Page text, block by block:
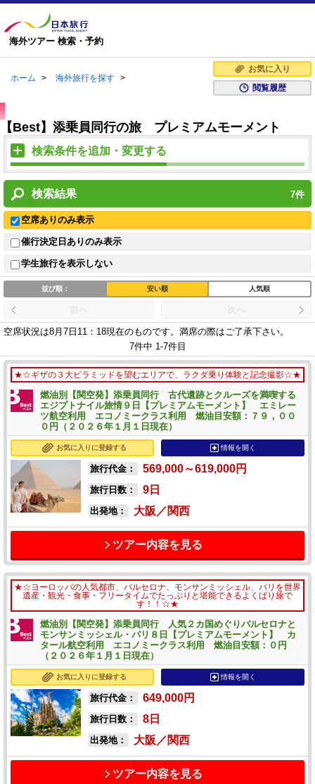
海外ツアー 検索・予約
ホーム > 海外旅行を探す >
お気に入り
閲覧履歴
【Best】添乗員同行の旅 プレミアムモーメント
検索条件を追加・変更する
検索結果 7件
空席ありのみ表示
催行決定日ありのみ表示
学生旅行を表示しない
並び順： 安い順 人気順
空席状況は8月7日11：18現在のものです。 満席の際はご了承下さい。
7件中 1-7件目
★☆ギザの３大ピラミッドを望むエリアで、ラクダ乗り体験と記念撮影☆★
燃油別【関空発】添乗員同行 古代遺跡とクルーズを満喫する
エジプトナイル旅情９日【プレミアムモーメント】 エミレー
ツ航空利用 エコノミークラス利用 燃油目安額：７９，００
０円（２０２６年１月１日現在）
お気に入りに登録する 情報を開く
旅行代金： 569,000～619,000円
旅行日数： 9 日
出発地： 大阪／関西
ツアー内容を見る
★☆ヨーロッパの人気都市、バルセロナ、モンサンミッシェル、パリを世界
遺産・観光・食事・フリータイムでたっぷりと堪能できるよくばり旅で
す！！☆★
燃油別【関空発】添乗員同行 人気２カ国めぐりバルセロナと
モンサンミッシェル・パリ８日【プレミアムモーメント】 カ
タール航空利用 エコノミークラス利用 燃油目安額：０円
（２０２６年１月１日現在）
お気に入りに登録する 情報を開く
旅行代金： 649,000円
旅行日数： 8 日
出発地： 大阪／関西
ツアー内容を見る